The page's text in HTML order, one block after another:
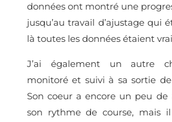
données ont montré une
jusqu’au travail d’ajustage qui
là toutes les données étaient
J’ai également un autre
monitoré et suivi à sa sortie de
Son coeur a encore un peu de
son rythme de course, mais